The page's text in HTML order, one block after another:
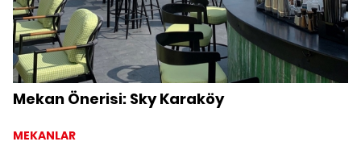
Mekan Önerisi: Sky Karaköy
MEKANLAR